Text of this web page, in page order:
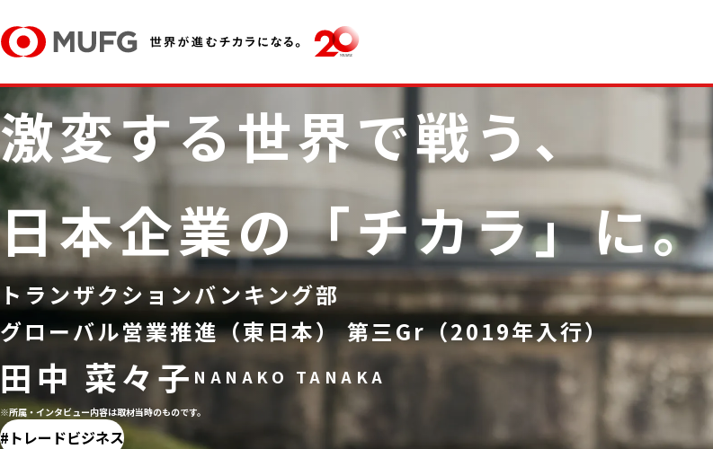
田中 菜々子
トランザクションバンキング部
グローバル営業推進（東日本）第三Gr（2019年入行）
激変する世界で戦う、
日本企業の「チカラ」に。
※所属・インタビュー内容は取材当時のものです。
トレードビジネス